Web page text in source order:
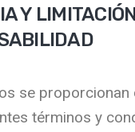
Y
se proporcionan
términos y